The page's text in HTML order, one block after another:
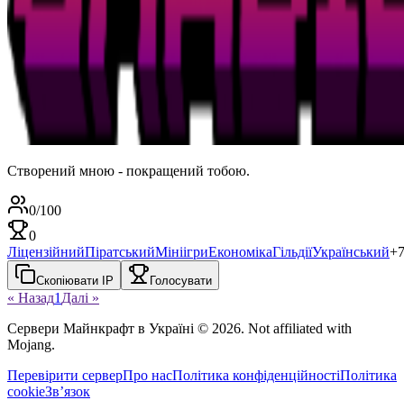
Створений мною - покращений тобою.
0/100
0
ЛіцензійнийПіратськийМініігриЕкономікаГільдіїУкраїнський+7
Скопіювати IP Голосувати
« Назад1 Далі »
Сервери Майнкрафт в Україні © 2026. Not affiliated with
Mojang.
Перевірити серверПро насПолітика конфіденційностіПолітика
cookieЗвʼязок